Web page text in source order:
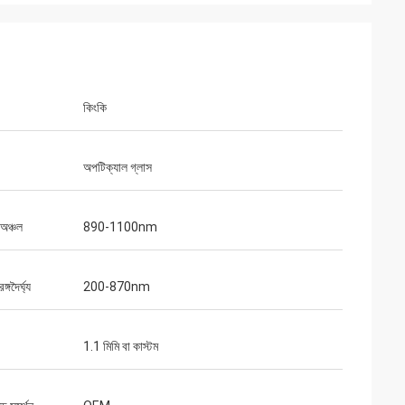
কিংকি
অপটিক্যাল গ্লাস
অঞ্চল 890-1100nm
200-870nm
1.1 মিমি বা কাস্টম